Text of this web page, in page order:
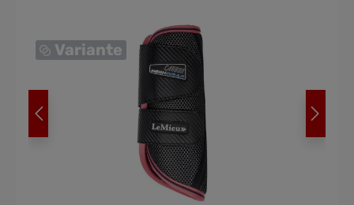
Variante